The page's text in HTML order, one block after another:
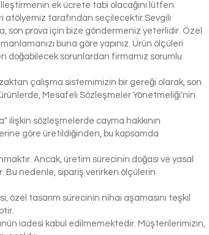
ek ücrete tabi olacağını lütfen
atölyemiz tarafından seçilecektir.Sevgili
son prova için bize göndermeniz yeterlidir. Özel
buna göre yapınız. Ürün ölçüleri
doğabilecek sorunlardan firmamız sorumlu
çalışma sistemimizin bir gereği olarak, son
Mesafeli Sözleşmeler Yönetmeliği'nin
ilişkin sözleşmelerde cayma hakkının
göre üretildiğinden, bu kapsamda
Ancak, üretim sürecinin doğası ve yasal
Bu nedenle, sipariş verirken ölçülerin
tasarım sürecinin nihai aşamasını teşkil
iadesi kabul edilmemektedir. Müşterilerimizin,